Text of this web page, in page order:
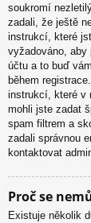
soukromí
zadali, že ještě
instrukcí, které
vyžadováno, aby
účtu a to buď
během
instrukcí, které v
mohli jste zadat
spam filtrem a
zadali správnou
kontaktovat
Proč se
Existuje několik